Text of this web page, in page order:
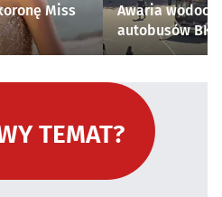
Miss
Awaria
autobusów
TEMAT?